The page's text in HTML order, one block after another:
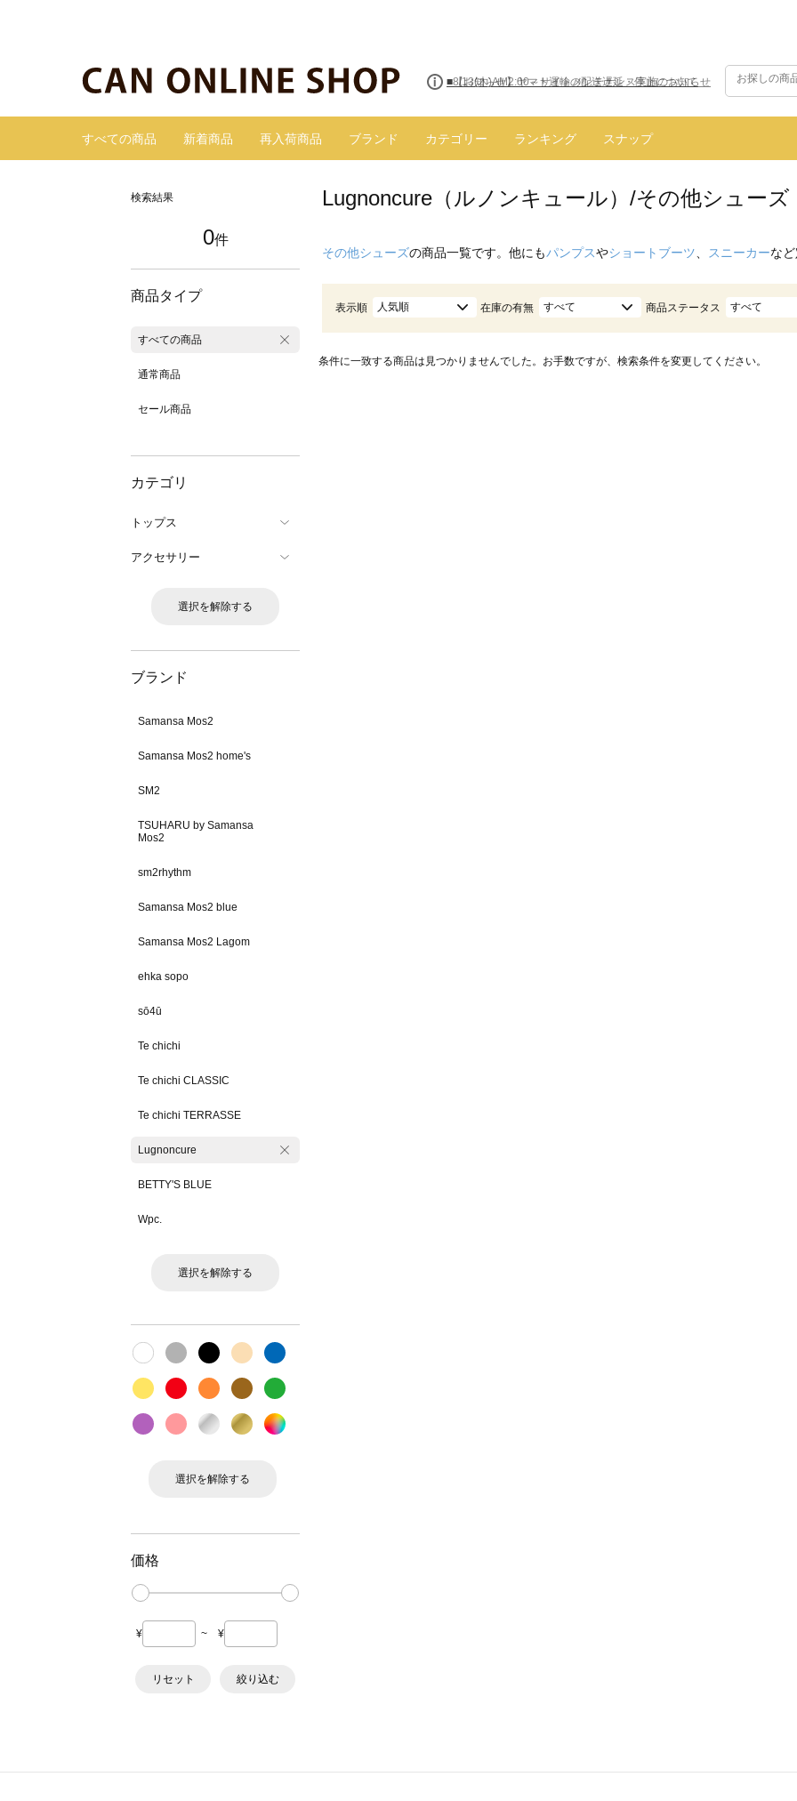
■8/13(木)AM2:00～サイトメンテナンス実施のお知らせ
すべての商品 新着商品 再入荷商品 ブランド カテゴリー ランキング スナップ
検索結果
0件
商品タイプ
すべての商品
通常商品
セール商品
カテゴリ
トップス
アクセサリー
選択を解除する
ブランド
Samansa Mos2
Samansa Mos2 home's
SM2
TSUHARU by Samansa
Mos2
sm2rhythm
Samansa Mos2 blue
Samansa Mos2 Lagom
ehka sopo
sō4ū
Te chichi
Te chichi CLASSIC
Te chichi TERRASSE
Lugnoncure
BETTY'S BLUE
Wpc.
選択を解除する
選択を解除する
価格
¥ ~ ¥
リセット 絞り込む
Lugnoncure（ルノンキュール）/その他シューズ
その他シューズの商品一覧です。他にもパンプスやショートブーツ スニーカーな
表示順 人気順 在庫の有無 すべて 商品ステータス すべて
条件に一致する商品は見つかりませんでした。お手数ですが、検索条件を変更してください。